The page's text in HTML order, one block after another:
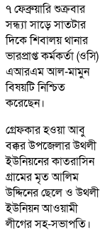
৭ ফেব্রুয়ারি শুক্রবার
সন্ধ্যা সাড়ে সাতটার
দিকে শিবালয় থানার
ভারপ্রাপ্ত কর্মকর্তা (ওসি)
এআরএম আল-মামুন
বিষয়টি নিশ্চিত
করেছেন।
গ্রেফকার হওয়া আবু
বক্কর উপজেলার উথলী
ইউনিয়নের কাতরাসিন
গ্রামের মৃত আলিম
উদ্দিনের ছেলে ও উথলী
ইউনিয়ন আওয়ামী
লীগের সহ-সভাপতি।